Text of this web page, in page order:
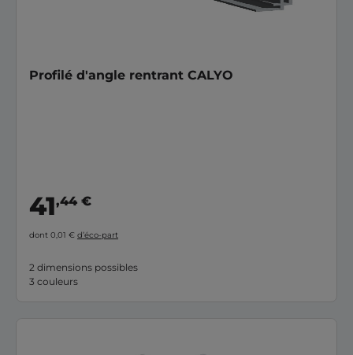
Profilé d'angle rentrant CALYO
41,44 €
dont 0,01 € d’éco-part
2 dimensions possibles
3 couleurs